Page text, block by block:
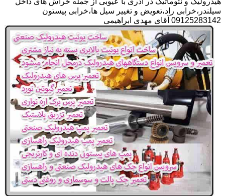
سیلندر،خرابی راد،تعویض و تغییر سیل ها،خرابی پیستون
09125283142 آقای مهدی ابراهیمی